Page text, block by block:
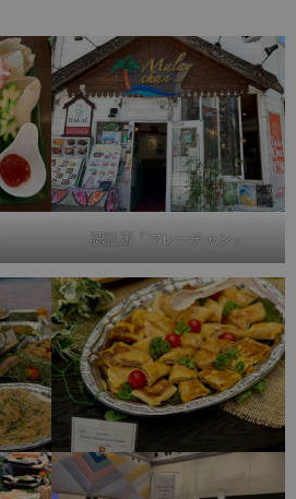
認証店「マレーチャン」